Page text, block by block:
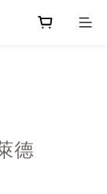
德